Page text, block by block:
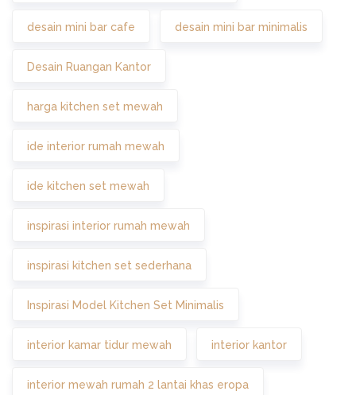
desain mini bar cafe desain mini bar minimalis
Desain Ruangan Kantor
harga kitchen set mewah
ide interior rumah mewah
ide kitchen set mewah
inspirasi interior rumah mewah
inspirasi kitchen set sederhana
Inspirasi Model Kitchen Set Minimalis
interior kamar tidur mewah interior kantor
interior mewah rumah 2 lantai khas eropa